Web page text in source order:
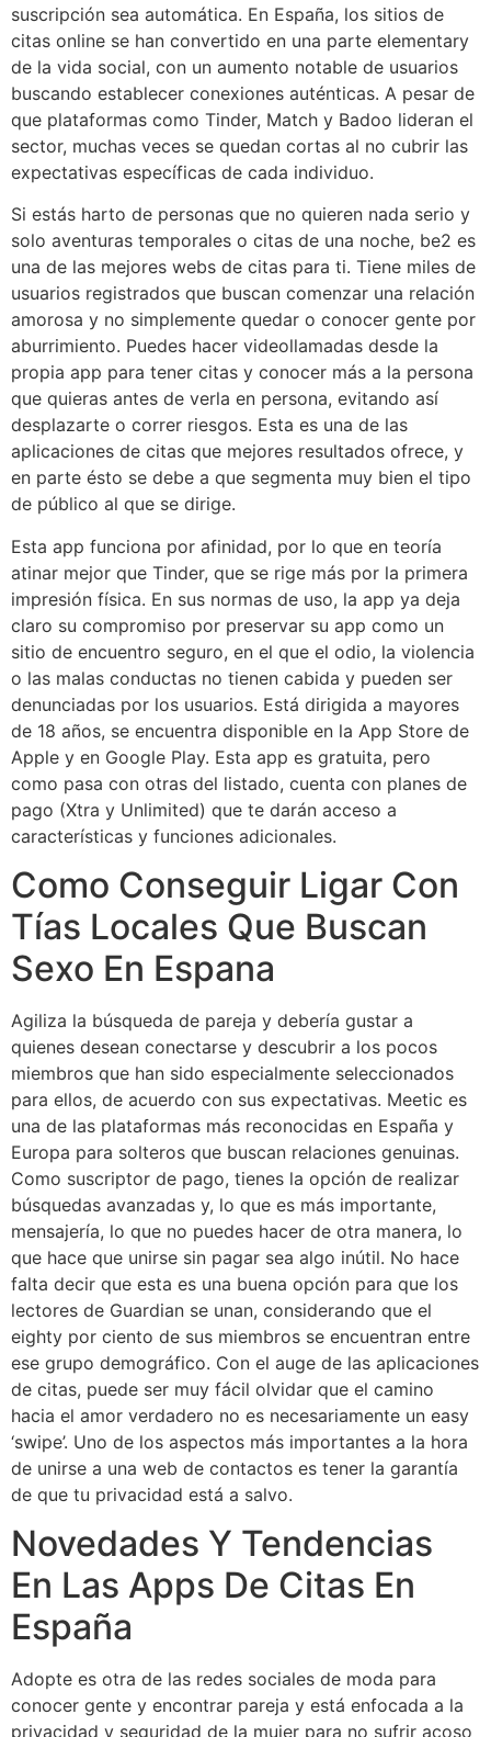
suscripción sea automática. En España, los sitios de
citas online se han convertido en una parte elementary
de la vida social, con un aumento notable de usuarios
buscando establecer conexiones auténticas. A pesar de
que plataformas como Tinder, Match y Badoo lideran el
sector, muchas veces se quedan cortas al no cubrir las
expectativas específicas de cada individuo.
Si estás harto de personas que no quieren nada serio y
solo aventuras temporales o citas de una noche, be2 es
una de las mejores webs de citas para ti. Tiene miles de
usuarios registrados que buscan comenzar una relación
amorosa y no simplemente quedar o conocer gente por
aburrimiento. Puedes hacer videollamadas desde la
propia app para tener citas y conocer más a la persona
que quieras antes de verla en persona, evitando así
desplazarte o correr riesgos. Esta es una de las
aplicaciones de citas que mejores resultados ofrece, y
en parte ésto se debe a que segmenta muy bien el tipo
de público al que se dirige.
Esta app funciona por afinidad, por lo que en teoría
atinar mejor que Tinder, que se rige más por la primera
impresión física. En sus normas de uso, la app ya deja
claro su compromiso por preservar su app como un
sitio de encuentro seguro, en el que el odio, la violencia
o las malas conductas no tienen cabida y pueden ser
denunciadas por los usuarios. Está dirigida a mayores
de 18 años, se encuentra disponible en la App Store de
Apple y en Google Play. Esta app es gratuita, pero
como pasa con otras del listado, cuenta con planes de
pago (Xtra y Unlimited) que te darán acceso a
características y funciones adicionales.
Como Conseguir Ligar Con
Tías Locales Que Buscan
Sexo En Espana
Agiliza la búsqueda de pareja y debería gustar a
quienes desean conectarse y descubrir a los pocos
miembros que han sido especialmente seleccionados
para ellos, de acuerdo con sus expectativas. Meetic es
una de las plataformas más reconocidas en España y
Europa para solteros que buscan relaciones genuinas.
Como suscriptor de pago, tienes la opción de realizar
búsquedas avanzadas y, lo que es más importante,
mensajería, lo que no puedes hacer de otra manera, lo
que hace que unirse sin pagar sea algo inútil. No hace
falta decir que esta es una buena opción para que los
lectores de Guardian se unan, considerando que el
eighty por ciento de sus miembros se encuentran entre
ese grupo demográfico. Con el auge de las aplicaciones
de citas, puede ser muy fácil olvidar que el camino
hacia el amor verdadero no es necesariamente un easy
‘swipe’. Uno de los aspectos más importantes a la hora
de unirse a una web de contactos es tener la garantía
de que tu privacidad está a salvo.
Novedades Y Tendencias
En Las Apps De Citas En
España
Adopte es otra de las redes sociales de moda para
conocer gente y encontrar pareja y está enfocada a la
privacidad y seguridad de la mujer para no sufrir acoso